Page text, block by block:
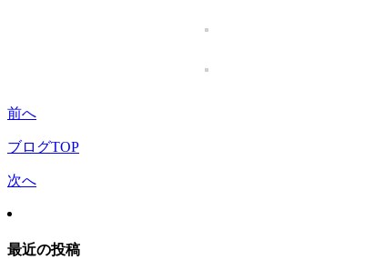
前へ
ブログTOP
次へ
最近の投稿